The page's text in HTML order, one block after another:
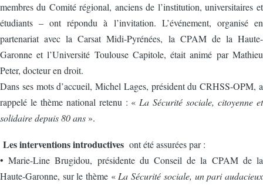
membres du Comité régional, anciens de l’institution, universitaires et
étudiants – ont répondu à l’invitation. L’événement, organisé en
partenariat avec la Carsat Midi-Pyrénées, la CPAM de la Haute-
Garonne et l’Université Toulouse Capitole, était animé par Mathieu
Peter, docteur en droit.
Dans ses mots d’accueil, Michel Lages, président du CRHSS-OPM, a
rappelé le thème national retenu : «La Sécurité sociale, citoyenne et
solidaire depuis 80 ans ».
Les interventions introductives ont été assurées par :
• Marie-Line Brugidou, présidente du Conseil de la CPAM de la
Haute-Garonne, sur le thème «La Sécurité sociale, un pari audacieux